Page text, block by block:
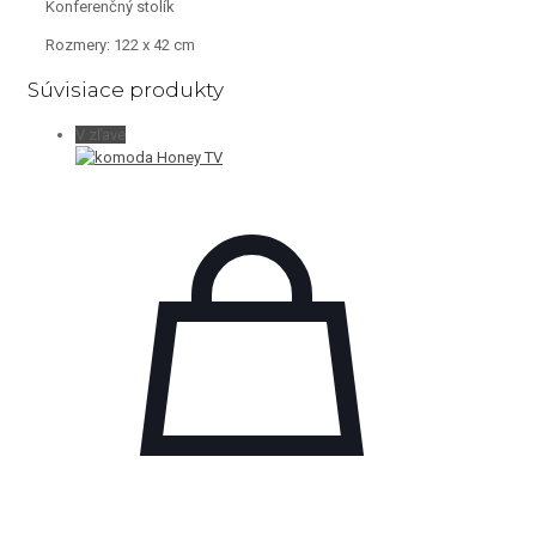
Konferenčný stolík
Rozmery: 122 x 42 cm
Súvisiace produkty
V zľave